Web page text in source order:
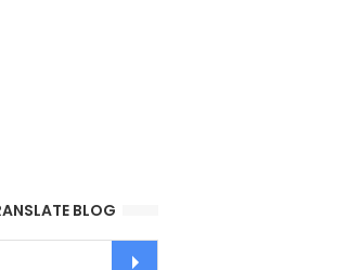
BLOG